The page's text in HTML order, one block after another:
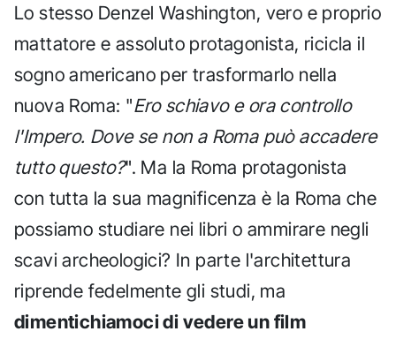
Lo stesso Denzel Washington, vero e proprio
mattatore e assoluto protagonista, ricicla il
sogno americano per trasformarlo nella
nuova Roma: "Ero schiavo e ora controllo
l'Impero. Dove se non a Roma può accadere
tutto questo?". Ma la Roma protagonista
con tutta la sua magnificenza è la Roma che
possiamo studiare nei libri o ammirare negli
scavi archeologici? In parte l'architettura
riprende fedelmente gli studi, ma
dimentichiamoci di vedere un film